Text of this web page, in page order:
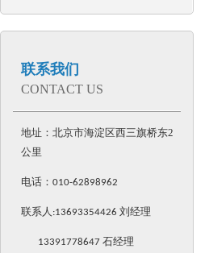
联系我们
CONTACT US
地址：北京市海淀区西三旗桥东2
公里
电话： 010-62898962
联系人:13693354426 刘经理
13391778647 石经理